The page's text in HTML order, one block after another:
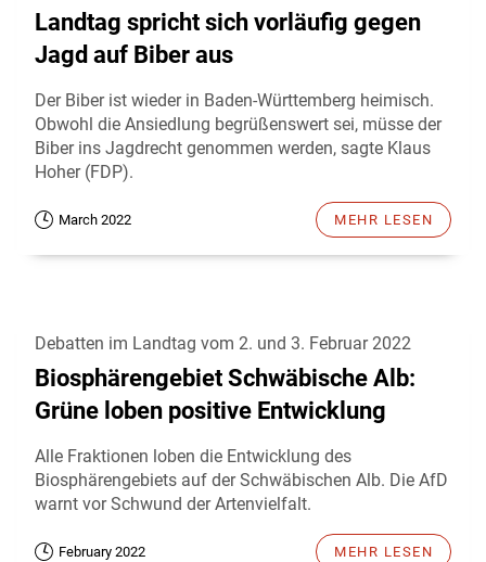
Landtag spricht sich vorläufig gegen
Jagd auf Biber aus
Der Biber ist wieder in Baden-Württemberg heimisch.
Obwohl die Ansiedlung begrüßenswert sei, müsse der
Biber ins Jagdrecht genommen werden, sagte Klaus
Hoher (FDP).
March 2022 MEHR LESEN
Debatten im Landtag vom 2. und 3. Februar 2022
Biosphärengebiet Schwäbische Alb:
Grüne loben positive Entwicklung
Alle Fraktionen loben die Entwicklung des
Biosphärengebiets auf der Schwäbischen Alb. Die AfD
warnt vor Schwund der Artenvielfalt.
February 2022 MEHR LESEN